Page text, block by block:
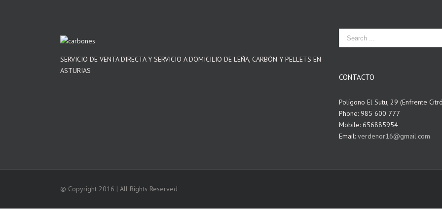
SERVICIO DE VENTA DIRECTA Y SERVICIO A DOMICILIO DE LEÑA, CARBÓN Y PELLETS EN
ASTURIAS
CONTACTO
Polígono El Sutu, 29 (Enfrente
Phone: 985 600 777
Mobile: 656885954
Email: verdenor16@gmail.com
© Copyright 2016 | All Rights Reserved